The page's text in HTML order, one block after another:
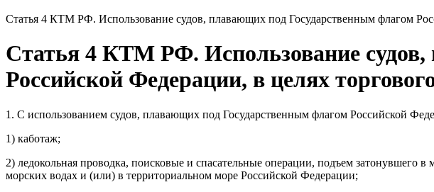
Статья 4 КТМ РФ. Использование судов, плавающих под Государственным флагом
Статья 4 КТМ РФ. Использование
Российской Федерации, в целях
1. С использованием судов, плавающих под Государственным флагом Российской
1) каботаж;
2) ледокольная проводка, поисковые и спасательные операции, подъем затонувшего
морских водах и (или) в территориальном море Российской Федерации;